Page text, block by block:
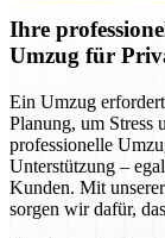
Ihre
Umzug für
Ein Umzug
Planung, um Stress
professionelle
Unterstützung –
Kunden. Mit
sorgen wir dafür,